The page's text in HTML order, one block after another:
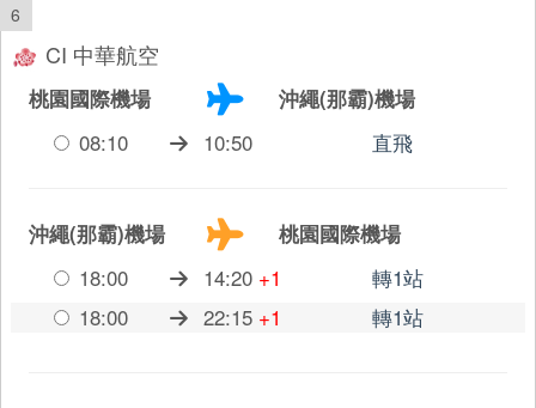
6
CI 中華航空
桃園國際機場
沖繩(那霸)機場
08:10
10:50 直飛
沖繩(那霸)機場
桃園國際機場
18:00
14:20 +1
轉1站
18:00
22:15 +1 轉1站